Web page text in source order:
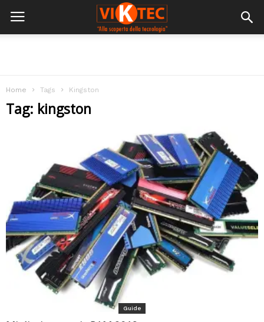
Home Tags Kingston
Tag: kingston
Guide